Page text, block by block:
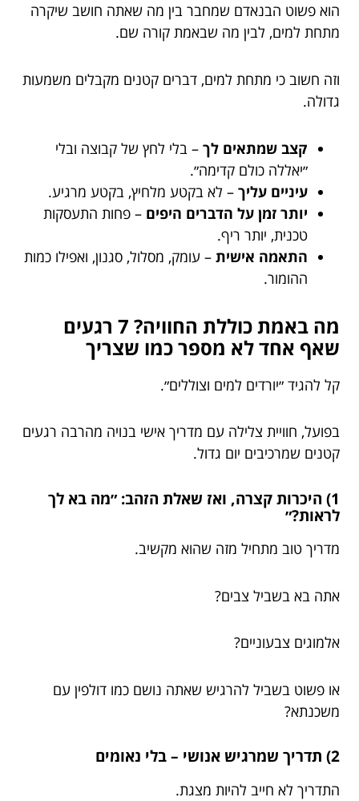
הוא פשוט הבנאדם שמחבר בין מה שאתה חושב שיקרה
מתחת למים, לבין מה שבאמת קורה שם.
וזה חשוב כי מתחת למים, דברים קטנים מקבלים משמעות
גדולה.
קצב שמתאים לך – בלי לחץ של קבוצה ובלי
״יאללה כולם קדימה״.
עיניים עליך – לא בקטע מלחיץ, בקטע מרגיע.
יותר זמן על הדברים היפים – פחות התעסקות
טכנית, יותר ריף.
התאמה אישית – עומק, מסלול, סגנון, ואפילו כמות
ההומור.
מה באמת כוללת החוויה? 7 רגעים
שאף אחד לא מספר כמו שצריך
קל להגיד ״יורדים למים וצוללים״.
בפועל, חוויית צלילה עם מדריך אישי בנויה מהרבה רגעים
קטנים שמרכיבים יום גדול.
1) היכרות קצרה, ואז שאלת הזהב: ״מה בא לך
לראות?״
מדריך טוב מתחיל מזה שהוא מקשיב.
אתה בא בשביל צבים?
אלמוגים צבעוניים?
או פשוט בשביל להרגיש שאתה נושם כמו דולפין עם
משכנתא?
2) תדריך שמרגיש אנושי – בלי נאומים
התדריך לא חייב להיות מצגת.